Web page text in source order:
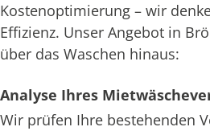
Kostenoptimierung – wir
Effizienz. Unser Angebot in
über das Waschen hinaus:
Analyse Ihres
Wir prüfen Ihre bestehenden